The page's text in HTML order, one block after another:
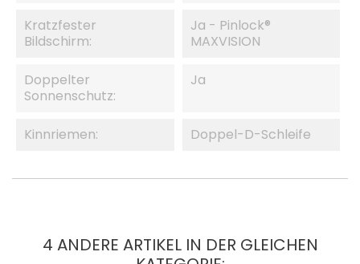
Kratzfester
Bildschirm:
Ja - Pinlock®
MAXVISION
Doppelter
Sonnenschutz:
Ja
Kinnriemen: Doppel-D-Schleife
4 ANDERE ARTIKEL IN DER GLEICHEN